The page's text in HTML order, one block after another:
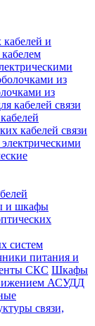
кабелей и
из
из
кабелей связи
кабелей связи
и шкафы
систем
питания и
СКС Шкафы
АСУДД
связи,